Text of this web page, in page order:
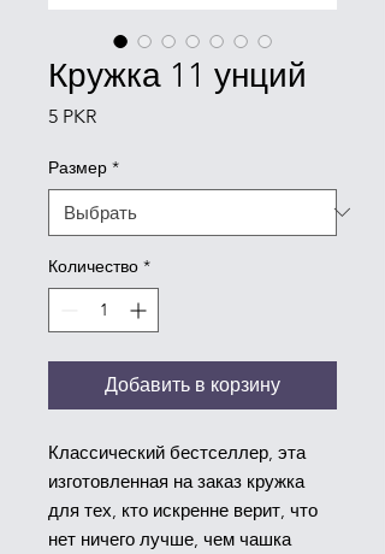
Кружка 11 унций
5 PKRЦена
Размер *
Количество *
Добавить в корзину
Классический бестселлер, эта
изготовленная на заказ кружка
для тех, кто искренне верит, что
нет ничего лучше, чем чашка